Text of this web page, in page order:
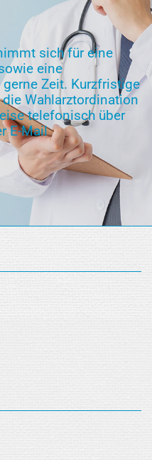
sich für eine
eine
Zeit. Kurzfristige
Wahlarztordination
telefonisch über
E-Mail